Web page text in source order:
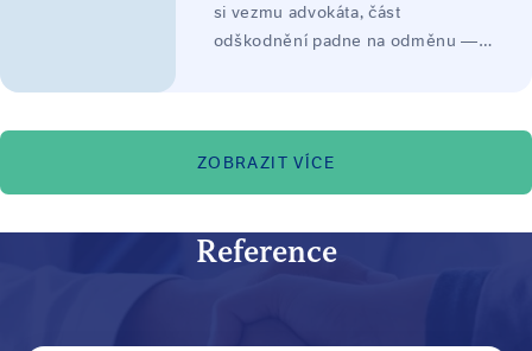
zákonného pojištění.
si vezmu advokáta, část
odškodnění padne na odměnu —
ZOBRAZIT VÍCE
Reference